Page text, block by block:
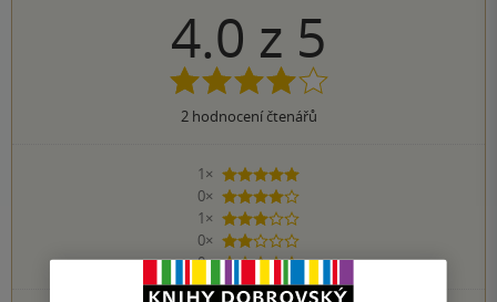
4.0 z 5
2hodnocení čtenářů
1×
5 hvězdiček
0×
4 hvězdičky
1×
3 hvězdičky
0×
2 hvězdičky
0×
1 hvezdička